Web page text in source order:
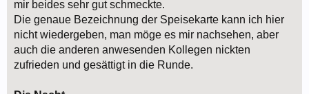
mir beides sehr gut schmeckte.
Die genaue Bezeichnung der Speisekarte kann ich hier
nicht wiedergeben, man möge es mir nachsehen, aber
auch die anderen anwesenden Kollegen nickten
zufrieden und gesättigt in die Runde.